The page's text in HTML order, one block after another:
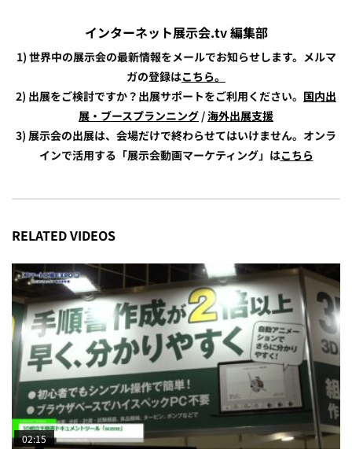
インターネット展示会.tv 編集部
1) 世界中の展示会の最新情報をメールでお知らせします。メルマ
ガの登録はこちら。
2) 出展をご検討ですか？出展サポートをご利用ください。 国内出
展・ブースプランニング /海外出展支援
3) 展示会の出展は、会場だけで終わらせてはいけません。オンラ
インで活用する「展示会動画マーケティング」はこちら
RELATED VIDEOS
02:15